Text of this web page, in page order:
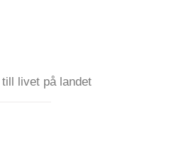
livet på landet